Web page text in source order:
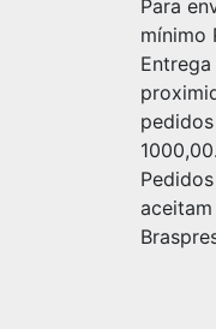
Para
mínimo
1000,00.